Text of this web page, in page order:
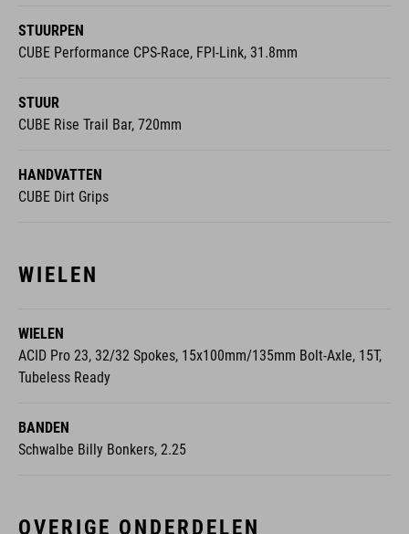
STUURPEN
CUBE Performance CPS-Race, FPI-Link, 31.8mm
STUUR
CUBE Rise Trail Bar, 720mm
HANDVATTEN
CUBE Dirt Grips
WIELEN
WIELEN
ACID Pro 23, 32/32 Spokes, 15x100mm/135mm Bolt-Axle, 15T,
Tubeless Ready
BANDEN
Schwalbe Billy Bonkers, 2.25
OVERIGE ONDERDELEN